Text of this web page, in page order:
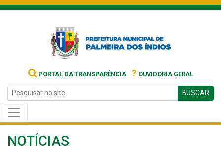
PORTAL DA TRANSPARÊNCIA ? OUVIDORIA GERAL
BUSCAR
NOTÍCIAS